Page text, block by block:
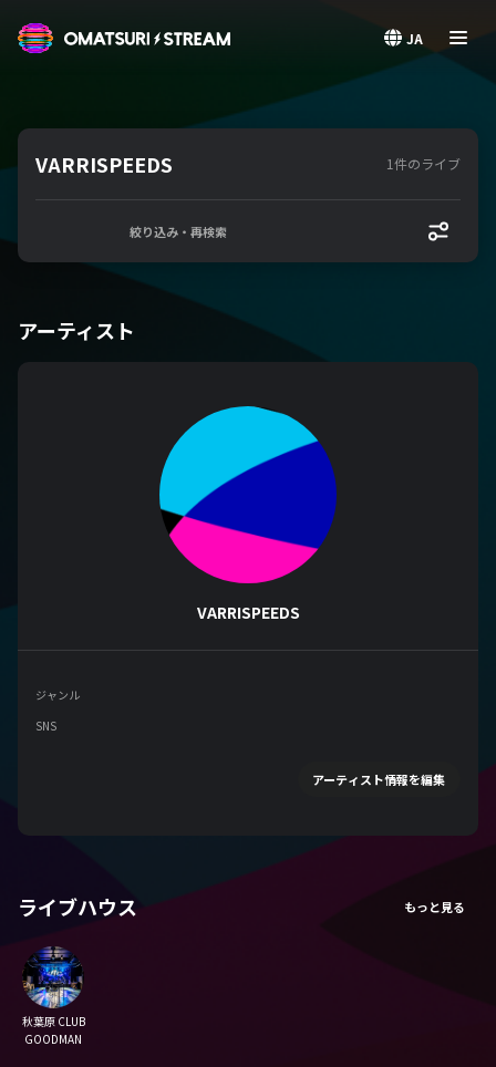
JA
VARRISPEEDS 1件のライブ
絞り込み・再検索
アーティスト
VARRISPEEDS
ジャンル
SNS
アーティスト情報を編集
ライブハウス
秋葉原 CLUB
GOODMAN